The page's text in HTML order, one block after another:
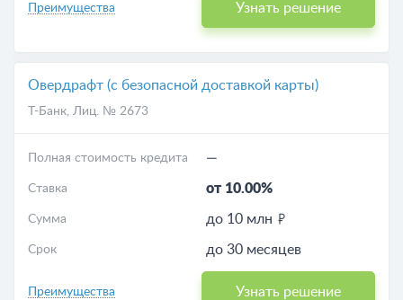
Преимущества Узнать решение
Овердрафт (с безопасной доставкой карты)
Т-Банк, Лиц. № 2673
Полная стоимость кредита —
Ставка от 10.00%
Сумма до 10 млн
Срок до 30 месяцев
Преимущества Узнать решение